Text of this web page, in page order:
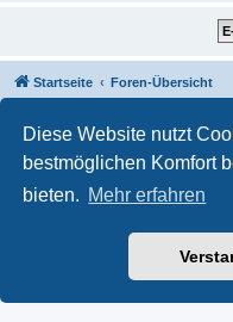
Diese Website nutzt
bestmöglichen Komfort
bieten. Mehr erfahren
Startseite Foren-Übersicht
Powered by phpBB
Deutsche
Datenschutz